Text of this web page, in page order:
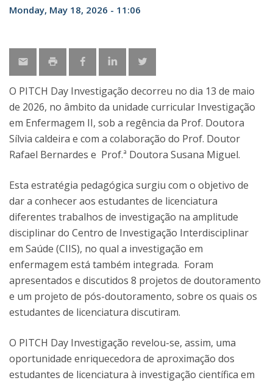
Monday, May 18, 2026 - 11:06
O PITCH Day Investigação decorreu no dia 13 de maio
de 2026, no âmbito da unidade curricular Investigação
em Enfermagem II, sob a regência da Prof. Doutora
Sílvia caldeira e com a colaboração do Prof. Doutor
Rafael Bernardes e Prof.ª Doutora Susana Miguel.
Esta estratégia pedagógica surgiu com o objetivo de
dar a conhecer aos estudantes de licenciatura
diferentes trabalhos de investigação na amplitude
disciplinar do Centro de Investigação Interdisciplinar
em Saúde (CIIS), no qual a investigação em
enfermagem está também integrada. Foram
apresentados e discutidos 8 projetos de doutoramento
e um projeto de pós-doutoramento, sobre os quais os
estudantes de licenciatura discutiram.
O PITCH Day Investigação revelou-se, assim, uma
oportunidade enriquecedora de aproximação dos
estudantes de licenciatura à investigação científica em